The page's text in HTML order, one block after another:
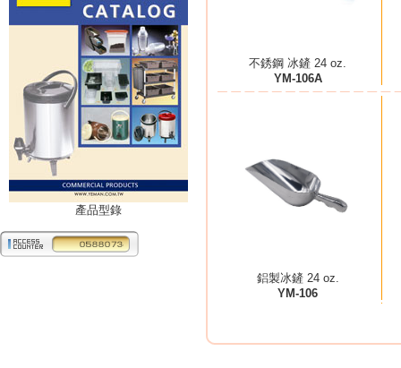
產品型錄
不銹鋼 冰鏟 24 oz.
YM-106A
鋁製冰鏟 24 oz.
YM-106